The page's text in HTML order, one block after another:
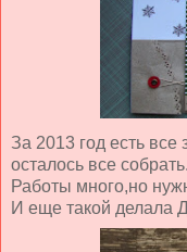
За 2013 год есть
осталось все собрать.
Работы много,но
И еще такой делала